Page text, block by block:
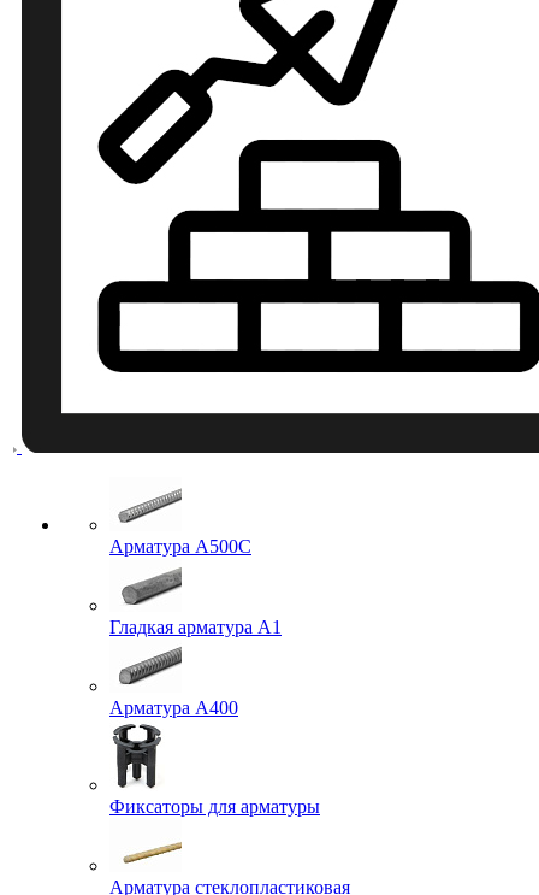
Арматура A500C
Гладкая арматура А1
Арматура А400
Фиксаторы для арматуры
Арматура стеклопластиковая